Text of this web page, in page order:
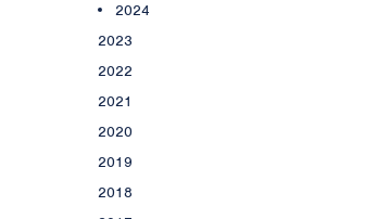
2024
2023
2022
2021
2020
2019
2018